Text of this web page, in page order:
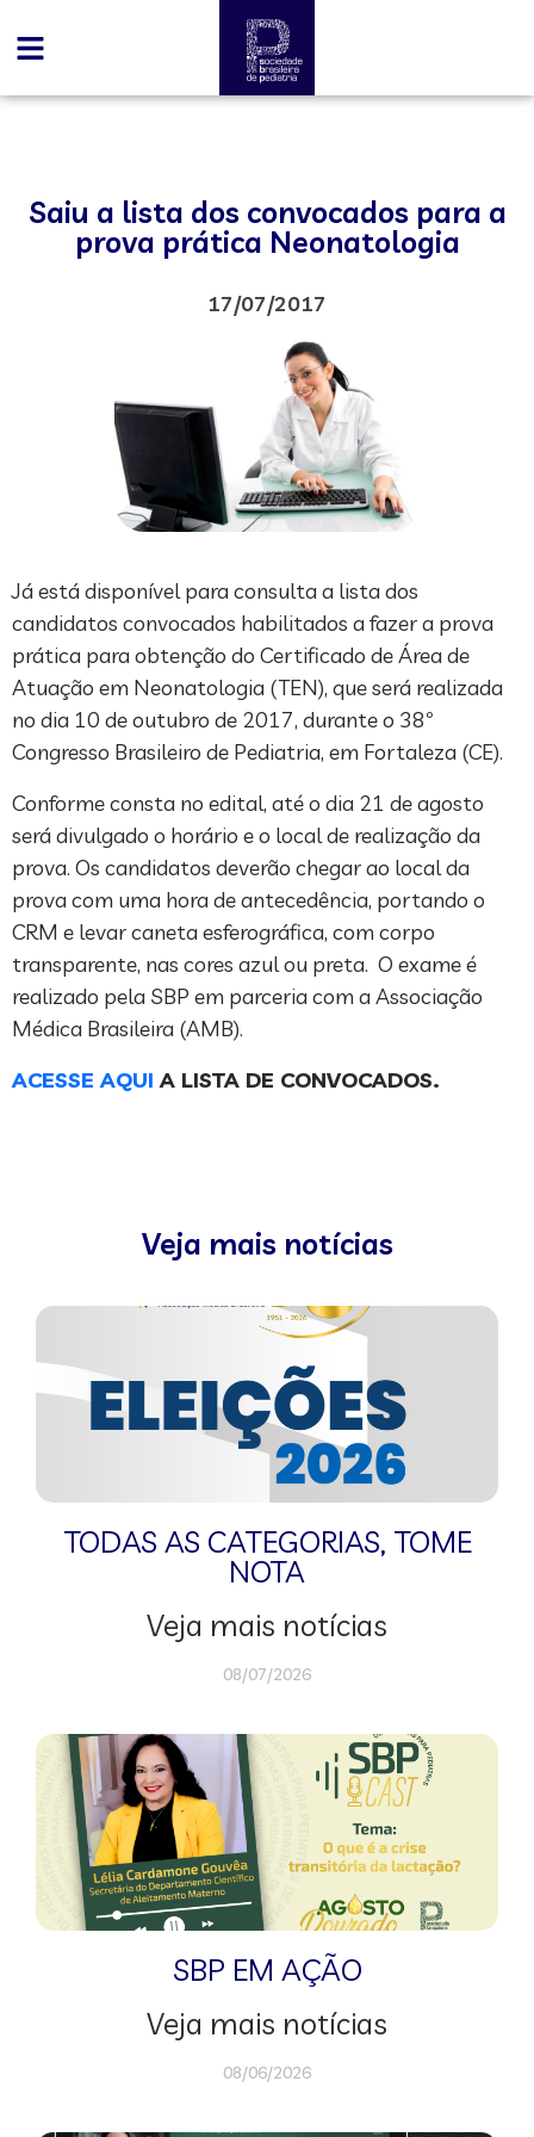
Saiu a lista dos convocados para a
prova prática Neonatologia
17/07/2017
Já está disponível para consulta a lista dos
candidatos convocados habilitados a fazer a prova
prática para obtenção do Certificado de Área de
Atuação em Neonatologia (TEN), que será realizada
no dia 10 de outubro de 2017, durante o 38º
Congresso Brasileiro de Pediatria, em Fortaleza (CE).
Conforme consta no edital, até o dia 21 de agosto
será divulgado o horário e o local de realização da
prova. Os candidatos deverão chegar ao local da
prova com uma hora de antecedência, portando o
CRM e levar caneta esferográfica, com corpo
transparente, nas cores azul ou preta. O exame é
realizado pela SBP em parceria com a Associação
Médica Brasileira (AMB).
ACESSE AQUI A LISTA DE CONVOCADOS.
Veja mais notícias
TODAS AS CATEGORIAS, TOME
NOTA
Veja mais notícias
08/07/2026
SBP EM AÇÃO
Veja mais notícias
08/06/2026